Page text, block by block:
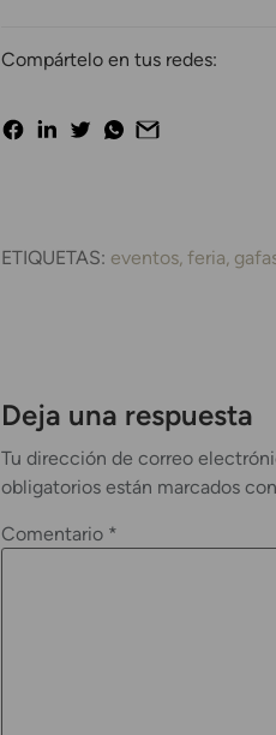
Compártelo en tus redes:
ETIQUETAS: eventos feria
Deja una respuesta
Tu dirección de correo
obligatorios están marcados con
Comentario *